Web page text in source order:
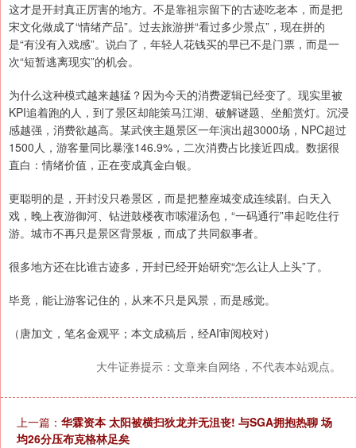
这才是开封真正厉害的地方。不是靠祖宗留下的古迹吃老本，而是把
宋文化做成了“情绪产品”。过去旅游拼“看过多少景点”，现在拼的
是“有没有入戏感”。说白了，年轻人花钱买的早已不是门票，而是一
次“短暂逃离现实”的机会。
为什么这种模式越来越猛？因为今天的消费逻辑已经变了。现实里被
KPI追着跑的人，到了景区却能策马江湖、破解谜题、坐船赏灯。沉浸
感越强，消费欲越高。某武侠主题景区一年演出超3000场，NPC超过
1500人，游客量同比暴涨146.9%，二次消费占比接近四成。数据很
直白：情绪价值，正在变成真金白银。
更聪明的是，开封没只卷景区，而是把整座城变成连续剧。白天入
戏，晚上夜游御河、钻进鼓楼夜市嗦灌汤包，“一码通行”串起吃住行
游。城市不再只是景区背景板，而成了共同叙事者。
很多地方还在比谁古迹多，开封已经开始研究“怎么让人上头”了。
毕竟，能让游客记住的，从来不只是风景，而是感觉。
（唐加文，笔名金观平；本文成稿后，经AI审阅校对）
大牛证券提示：文章来自网络，不代表本站观点。
上一篇： 华霖资本 太阳被横扫狄龙并无沮丧! 与SGA拥抱热聊 场
均26分压布克格林足矣